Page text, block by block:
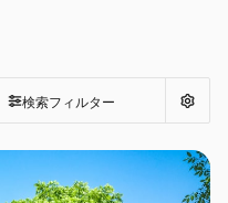
検索フィルター